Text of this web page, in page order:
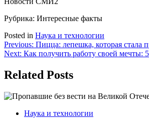
Рубрика: Интересные факты
Posted in Наука и технологии
Навигация
по
записям
Previous: Пицца: лепешка, которая стала
Next: Как получить работу своей мечты:
Related Posts
Наука и технологии